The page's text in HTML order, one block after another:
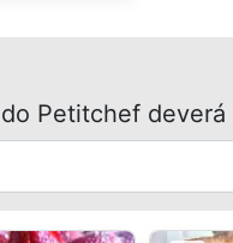
do Petitchef deverá